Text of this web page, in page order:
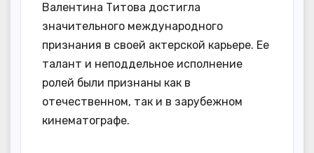
Валентина Титова достигла
значительного международного
признания в своей актерской карьере. Ее
талант и неподдельное исполнение
ролей были признаны как в
отечественном, так и в зарубежном
кинематографе.